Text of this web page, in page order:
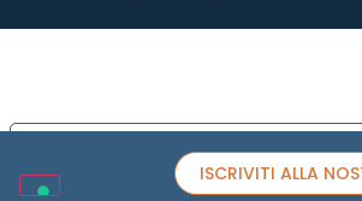
ISCRIVITI ALLA
Informativa sulla raccolta